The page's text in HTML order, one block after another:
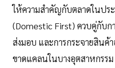
ให้ความสำคัญกับตลาดในปร
(Domestic First) ควบคู่กับก
ส่งมอบ และการกระจายสินค้
ขาดแคลนในบางอุตสาหกรร